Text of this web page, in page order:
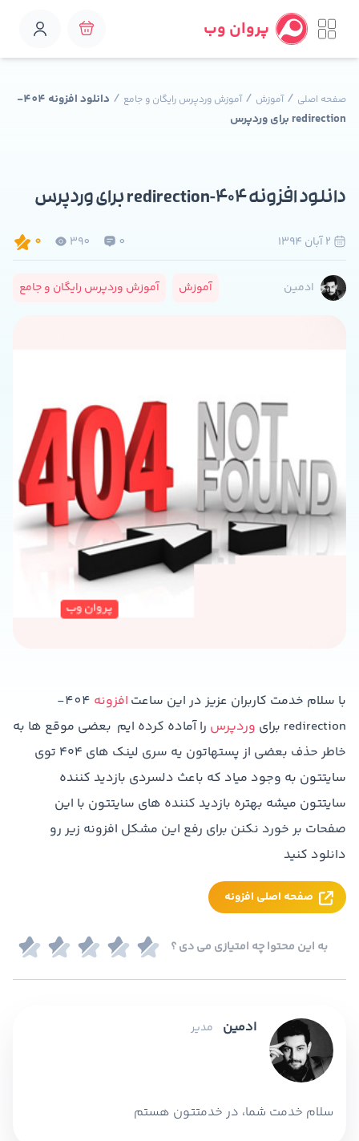
پروان وب
صفحه اصلی /آموزش /آموزش وردپرس رایگان و جامع /
دانلود افزونه 404-
redirection برای وردپرس
0
390
0
دانلود افزونه 404-redirection برای وردپرس
ادمین آموزش آموزش وردپرس رایگان و جامع
با سلام خدمت کاربران عزیز در این ساعت افزونه
404-
redirection برای
وردپرس را آماده کرده ایم بعضی موقع ها به
خاطر حذف بعضی از پستهاتون یه سری لینک های ۴۰۴ توی
سایتتون به وجود میاد که باعث دلسردی بازدید کننده
سایتتون میشه بهتره بازدید کننده های سایتتون با این
صفحات بر خورد نکنن برای رفع این مشکل افزونه زیر رو
دانلود کنید
صفحه اصلی افزونه
به این محتوا چه امتیازی می دی ؟
ادمین مدیر
سلام خدمت شما، در خدمتتون هستم